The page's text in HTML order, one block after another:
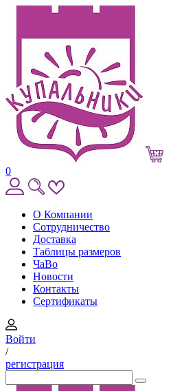
0
О Компании
Сотрудничество
Доставка
Таблицы размеров
ЧаВо
Новости
Контакты
Сертификаты
Войти
/
регистрация